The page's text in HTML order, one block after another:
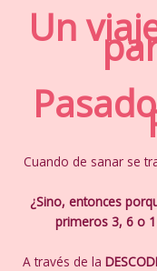
Un
Cuando de sanar se
¿Sino, entonces
primeros 3, 6 o
A través de la